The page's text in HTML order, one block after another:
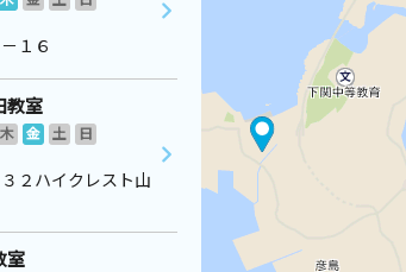
１６
教室
木 金 土
日
２ハイクレスト山
室